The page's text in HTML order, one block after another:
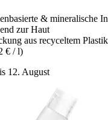
& mineralische
zur Haut
aus recyceltem Plastik
€ / l)
12. August